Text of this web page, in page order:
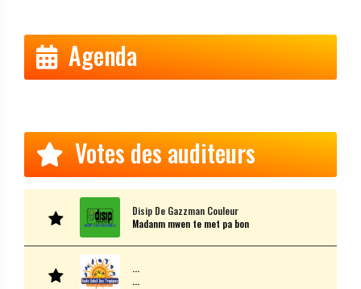
Agenda
Votes des auditeurs
Disip De Gazzman Couleur
Madanm mwen te met pa bon
...
...